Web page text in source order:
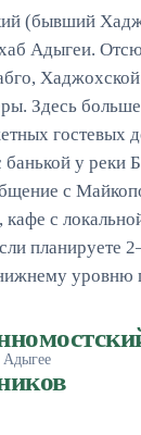
(бывший
Адыгеи.
Здесь больше
гостевых
банькой у реки
с
кафе с
планируете
уровню
Адыгее